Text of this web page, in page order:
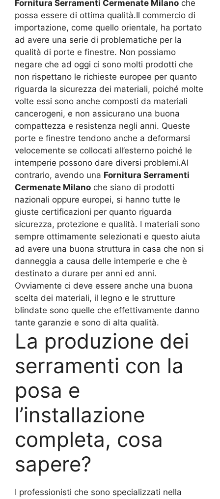
Fornitura Serramenti Cermenate Milano che
possa essere di ottima qualità.Il commercio di
importazione, come quello orientale, ha portato
ad avere una serie di problematiche per la
qualità di porte e finestre. Non possiamo
negare che ad oggi ci sono molti prodotti che
non rispettano le richieste europee per quanto
riguarda la sicurezza dei materiali, poiché molte
volte essi sono anche composti da materiali
cancerogeni, e non assicurano una buona
compattezza e resistenza negli anni. Queste
porte e finestre tendono anche a deformarsi
velocemente se collocati all’esterno poiché le
intemperie possono dare diversi problemi.Al
contrario, avendo una Fornitura Serramenti
Cermenate Milano che siano di prodotti
nazionali oppure europei, si hanno tutte le
giuste certificazioni per quanto riguarda
sicurezza, protezione e qualità. I materiali sono
sempre ottimamente selezionati e questo aiuta
ad avere una buona struttura in casa che non si
danneggia a causa delle intemperie e che è
destinato a durare per anni ed anni.
Ovviamente ci deve essere anche una buona
scelta dei materiali, il legno e le strutture
blindate sono quelle che effettivamente danno
tante garanzie e sono di alta qualità.
La produzione dei
serramenti con la
posa e
l’installazione
completa, cosa
sapere?
I professionisti che sono specializzati nella